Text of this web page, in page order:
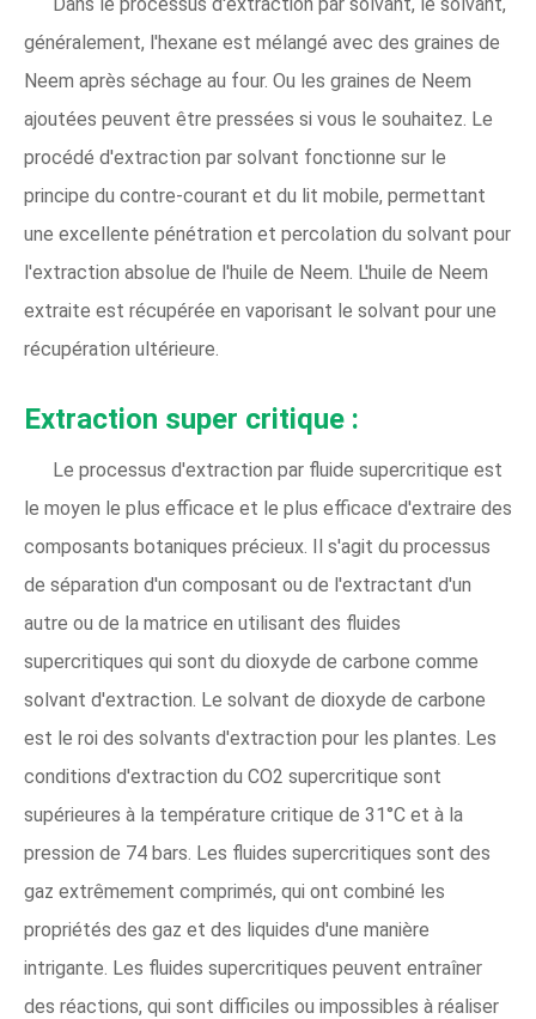
généralement, l'hexane est mélangé avec des graines de
Neem après séchage au four. Ou les graines de Neem
ajoutées peuvent être pressées si vous le souhaitez. Le
procédé d'extraction par solvant fonctionne sur le
principe du contre-courant et du lit mobile, permettant
une excellente pénétration et percolation du solvant pour
l'extraction absolue de l'huile de Neem. L'huile de Neem
extraite est récupérée en vaporisant le solvant pour une
récupération ultérieure.
Extraction super critique :
Le processus d'extraction par fluide supercritique est
le moyen le plus efficace et le plus efficace d'extraire des
composants botaniques précieux. Il s'agit du processus
de séparation d'un composant ou de l'extractant d'un
autre ou de la matrice en utilisant des fluides
supercritiques qui sont du dioxyde de carbone comme
solvant d'extraction. Le solvant de dioxyde de carbone
est le roi des solvants d'extraction pour les plantes. Les
conditions d'extraction du CO2 supercritique sont
supérieures à la température critique de 31°C et à la
pression de 74 bars. Les fluides supercritiques sont des
gaz extrêmement comprimés, qui ont combiné les
propriétés des gaz et des liquides d'une manière
intrigante. Les fluides supercritiques peuvent entraîner
des réactions, qui sont difficiles ou impossibles à réaliser